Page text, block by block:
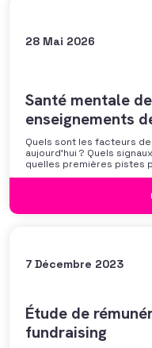
28 Mai 2026
Santé mentale
enseignements
Quels sont les facteurs
aujourd’hui ? Quels
quelles premières pistes
professionnel ? L’AFF
discussion autour des
7 Décembre 2023
Étude de
fundraising